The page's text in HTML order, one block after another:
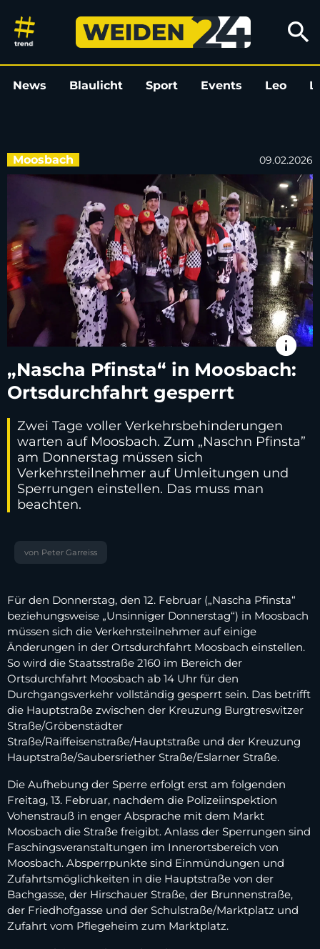
„Nascha Pfinsta“ in
search
News Blaulicht Sport Events Leo
Moosbach 09.02.2026
info
„Nascha Pfinsta“ in Moosbach:
Ortsdurchfahrt gesperrt
Zwei Tage voller Verkehrsbehinderungen
warten auf Moosbach. Zum „Naschn Pfinsta”
am Donnerstag müssen sich
Verkehrsteilnehmer auf Umleitungen und
Sperrungen einstellen. Das muss man
beachten.
von Peter Garreiss
Für den Donnerstag, den 12. Februar („Nascha Pfinsta“
beziehungsweise „Unsinniger Donnerstag“) in Moosbach
müssen sich die Verkehrsteilnehmer auf einige
Änderungen in der Ortsdurchfahrt Moosbach einstellen.
So wird die Staatsstraße 2160 im Bereich der
Ortsdurchfahrt Moosbach ab 14 Uhr für den
Durchgangsverkehr vollständig gesperrt sein. Das betrifft
die Hauptstraße zwischen der Kreuzung Burgtreswitzer
Straße/Gröbenstädter
Straße/Raiffeisenstraße/Hauptstraße und der Kreuzung
Hauptstraße/Saubersriether Straße/Eslarner Straße.
Die Aufhebung der Sperre erfolgt erst am folgenden
Freitag, 13. Februar, nachdem die Polizeiinspektion
Vohenstrauß in enger Absprache mit dem Markt
Moosbach die Straße freigibt. Anlass der Sperrungen sind
Faschingsveranstaltungen im Innerortsbereich von
Moosbach. Absperrpunkte sind Einmündungen und
Zufahrtsmöglichkeiten in die Hauptstraße von der
Bachgasse, der Hirschauer Straße, der Brunnenstraße,
der Friedhofgasse und der Schulstraße/Marktplatz und
Zufahrt vom Pflegeheim zum Marktplatz.